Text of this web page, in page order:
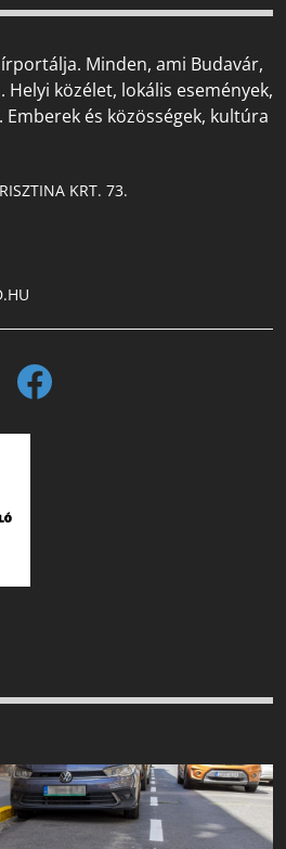
Minden, ami Budavár,
Helyi közélet, lokális események,
és közösségek, kultúra
KRT. 73.